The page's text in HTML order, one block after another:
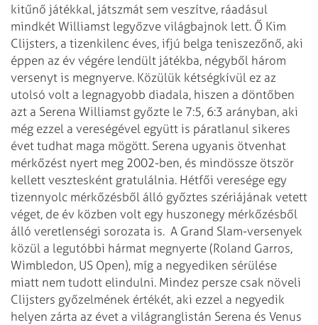
kitűnő játékkal, játszmát sem veszítve, ráadásul
mindkét Williamst legyőzve világbajnok lett. Ő Kim
Clijsters, a tizenkilenc éves, ifjú belga teniszezőnő, aki
éppen az év végére lendült játékba, négyből három
versenyt is megnyerve. Közülük kétségkívül ez az
utolsó volt a legnagyobb diadala, hiszen a döntőben
azt a Serena Williamst győzte le 7:5, 6:3 arányban, aki
még ezzel a vereségével együtt is páratlanul sikeres
évet tudhat maga mögött. Serena ugyanis ötvenhat
mérkőzést nyert meg 2002-ben, és mindössze ötször
kellett vesztesként gratulálnia. Hétfői veresége egy
tizennyolc mérkőzésből álló győztes szériájának vetett
véget, de év közben volt egy huszonegy mérkőzésből
álló veretlenségi sorozata is. A Grand Slam-versenyek
közül a legutóbbi hármat megnyerte (Roland Garros,
Wimbledon, US Open), míg a negyediken sérülése
miatt nem tudott elindulni. Mindez persze csak növeli
Clijsters győzelmének értékét, aki ezzel a negyedik
helyen zárta az évet a világranglistán Serena és Venus